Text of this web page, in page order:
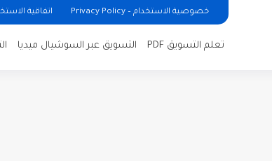
خصوصية الاستخدام – Privacy Policy اتفاقية
تعلم التسويق PDF التسويق عبر السوشيال ميديا